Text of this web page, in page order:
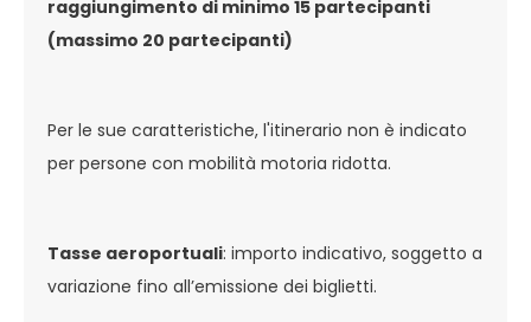
raggiungimento di minimo 15 partecipanti
(massimo 20 partecipanti)
Per le sue caratteristiche, l'itinerario non è indicato
per persone con mobilità motoria ridotta.
Tasse aeroportuali: importo indicativo, soggetto a
variazione fino all’emissione dei biglietti.